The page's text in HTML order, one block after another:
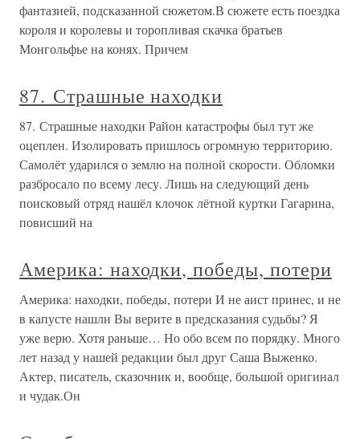
фантазией, подсказанной сюжетом.В сюжете есть поездка
короля и королевы и торопливая скачка братьев
Монгольфье на конях. Причем
87. Страшные находки
87. Страшные находки Район катастрофы был тут же
оцеплен. Изолировать пришлось огромную территорию.
Самолёт ударился о землю на полной скорости. Обломки
разбросало по всему лесу. Лишь на следующий день
поисковый отряд нашёл клочок лётной куртки Гагарина,
повисший на
Америка: находки, победы, потери
Америка: находки, победы, потери И не аист принес, и не
в капусте нашли Вы верите в предсказания судьбы? Я
уже верю. Хотя раньше… Но обо всем по порядку. Много
лет назад у нашей редакции был друг Саша Выженко.
Актер, писатель, сказочник и, вообще, большой оригинал
и чудак.Он